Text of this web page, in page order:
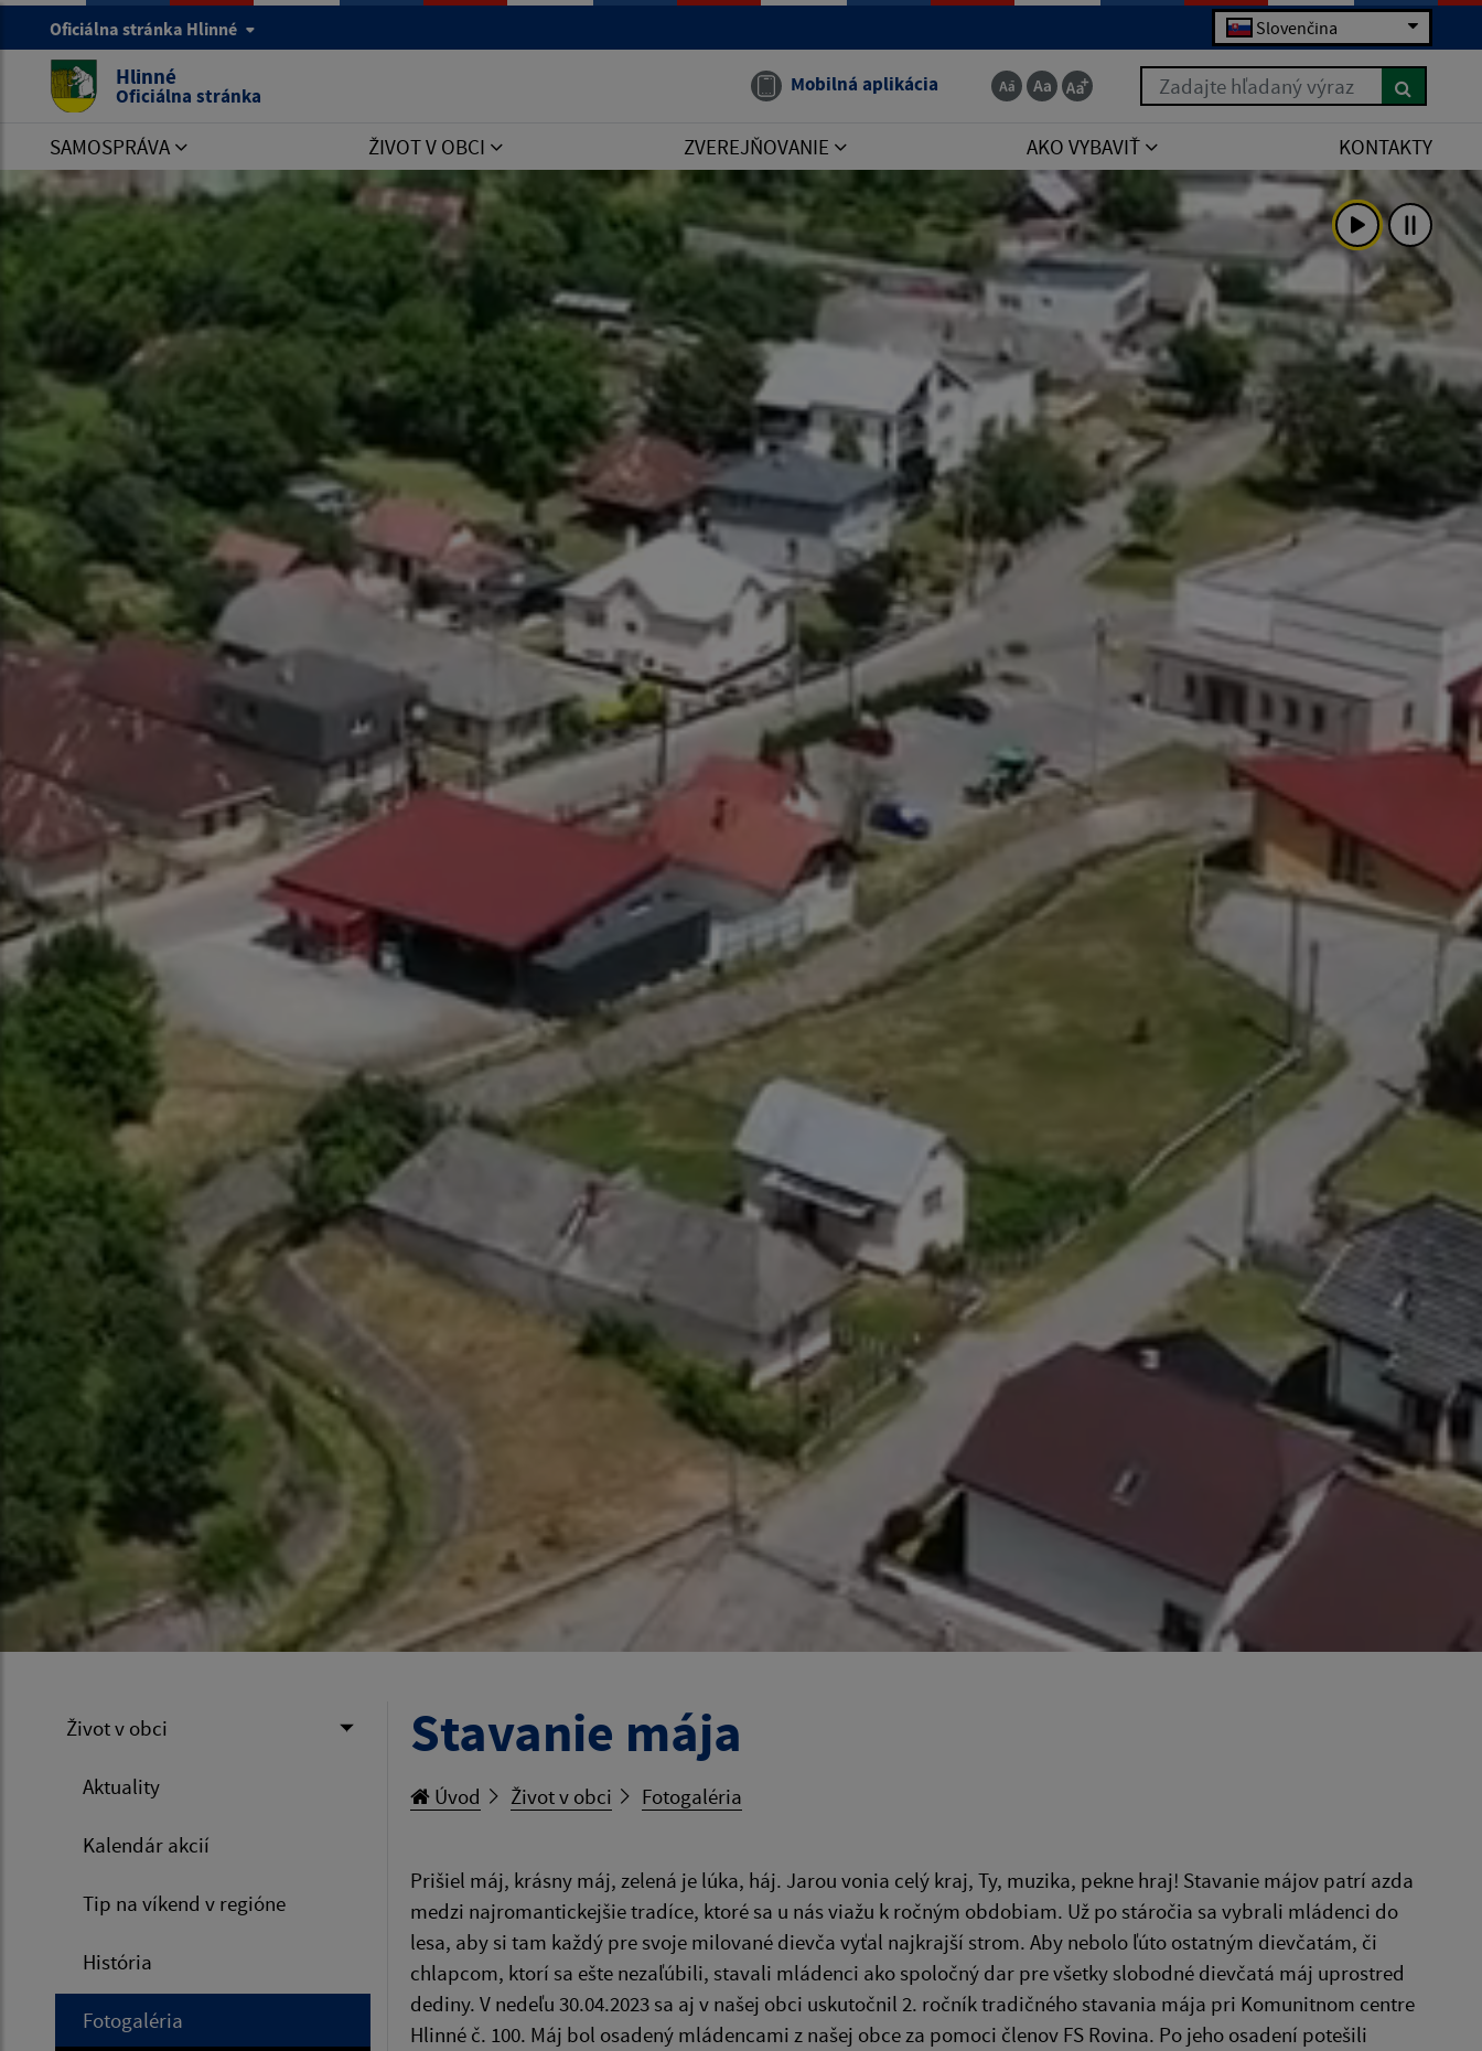
Oficiálna stránka Hlinné Slovenčina
Hlinné
Oficiálna stránka Mobilná aplikácia Zadajte hľadaný výraz
SAMOSPRÁVA ŽIVOT V OBCI ZVEREJŇOVANIE AKO VYBAVIŤ KONTAKTY
Život v obci
Aktuality
Kalendár akcií
Tip na víkend v regióne
História
Fotogaléria
Stavanie mája
Úvod Život v obci Fotogaléria
Prišiel máj, krásny máj, zelená je lúka, háj. Jarou vonia celý kraj, Ty, muzika, pekne hraj! Stavanie májov patrí azda
medzi najromantickejšie tradíce, ktoré sa u nás viažu k ročným obdobiam. Už po stáročia sa vybrali mládenci do
lesa, aby si tam každý pre svoje milované dievča vyťal najkrajší strom. Aby nebolo ľúto ostatným dievčatám, či
chlapcom, ktorí sa ešte nezaľúbili, stavali mládenci ako spoločný dar pre všetky slobodné dievčatá máj uprostred
dediny. V nedeľu 30.04.2023 sa aj v našej obci uskutočnil 2. ročník tradičného stavania mája pri Komunitnom centre
Hlinné č. 100. Máj bol osadený mládencami z našej obce za pomoci členov FS Rovina. Po jeho osadení potešili